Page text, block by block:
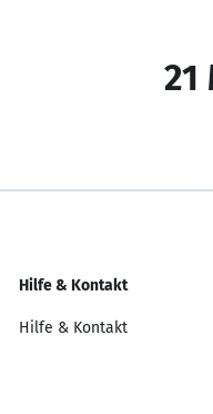
21
Hilfe & Kontakt
Hilfe & Kontakt